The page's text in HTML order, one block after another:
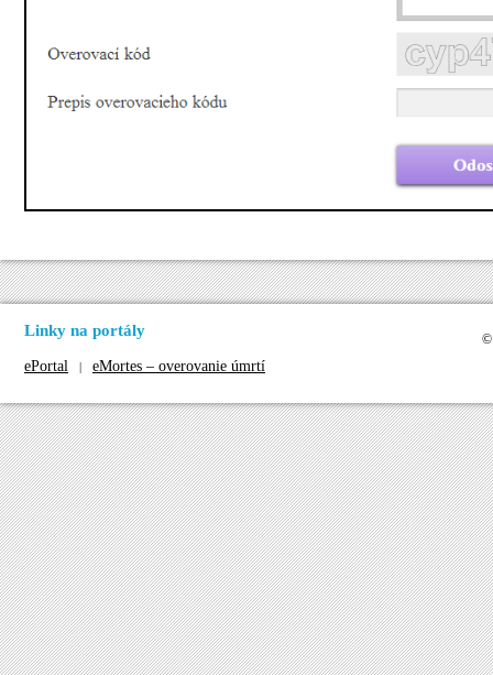
Linky na portály
ePortal | eMortes – overovanie úmrtí
©